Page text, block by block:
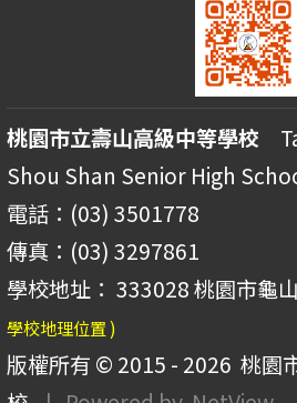
桃園市立壽山高級中等學校
Shou Shan Senior High
電話：(03) 3501778
傳真：(03) 3297861
學校地址： 333028 桃園市龜
學校地理位置 )
版權所有 © 2015 - 2026 桃園